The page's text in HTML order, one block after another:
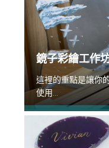
鏡子彩繪工作
這裡的重點是讓你
使用...